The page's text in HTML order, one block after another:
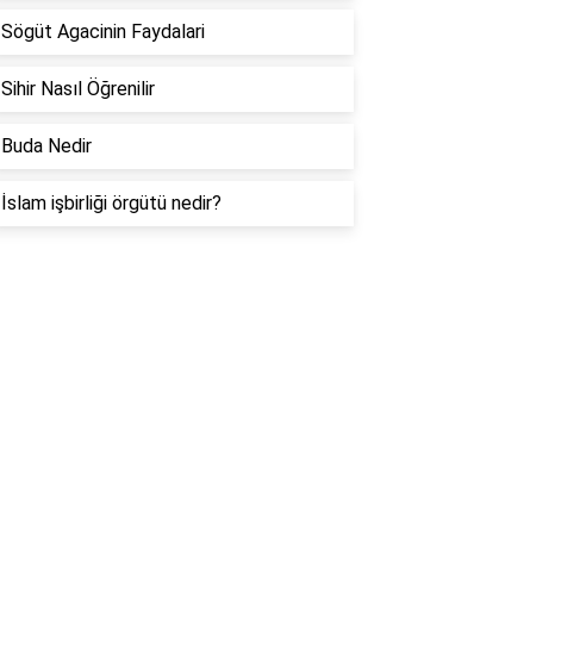
Sögüt Agacinin Faydalari
Sihir Nasıl Öğrenilir
Buda Nedir
İslam işbirliği örgütü nedir?